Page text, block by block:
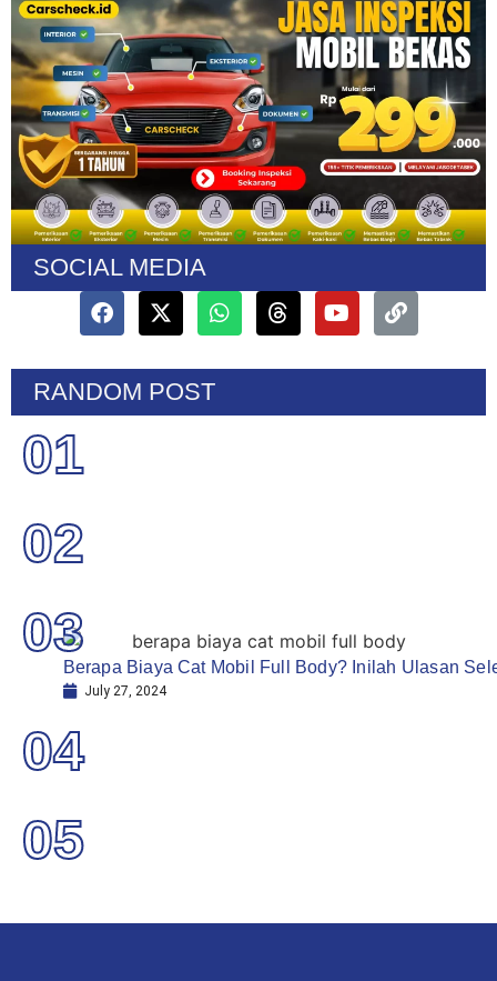
SOCIAL MEDIA
RANDOM POST
01
02
Berapa Biaya Cat Mobil Full Body? Inilah Ulasan
July 27, 2024
03
04
05